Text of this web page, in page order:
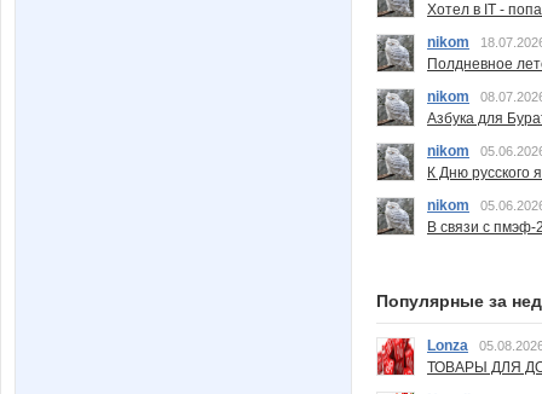
Хотел в IT -
nikom
Полдневное
nikom
Азбука для
nikom
К Дню русского
nikom
В связи с пмэф-
Популярные за
Lonza
ТОВАРЫ ДЛЯ